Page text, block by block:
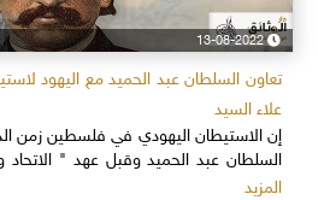
13-08-2022
تعاون السلطان عبد الحميد مع اليهود
علاء السيد
إن الاستيطان اليهودي في فلسطين زمن
السلطان عبد الحميد وقبل عهد " الاتحاد
المزيد